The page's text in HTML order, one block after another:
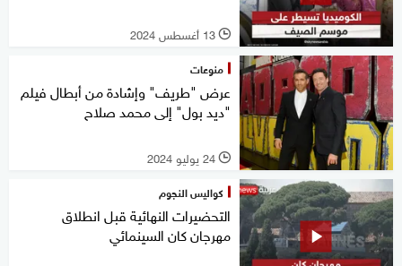
l 13 أغسطس 2024
منوعات
عرض "طريف" وإشادة من أبطال فيلم
"ديد بول" إلى محمد صلاح
l 24 يوليو 2024
كواليس النجوم
التحضيرات النهائية قبل انطلاق
مهرجان كان السينمائي